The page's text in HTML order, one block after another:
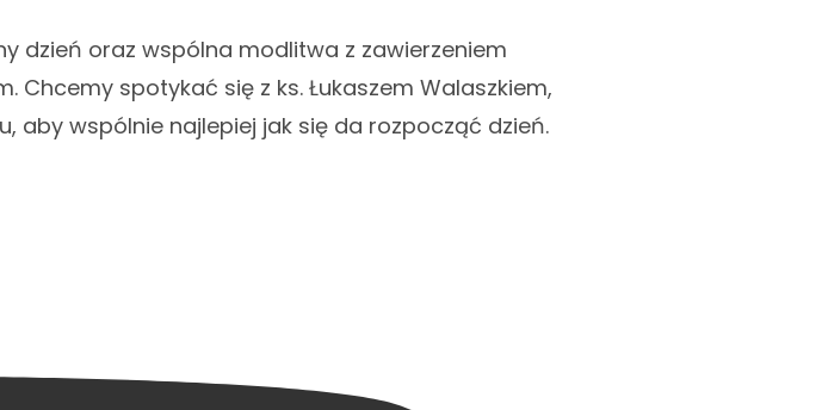
dzień oraz wspólna modlitwa z zawierzeniem
Chcemy spotykać się z ks. Łukaszem Walaszkiem,
aby wspólnie najlepiej jak się da rozpocząć dzień.